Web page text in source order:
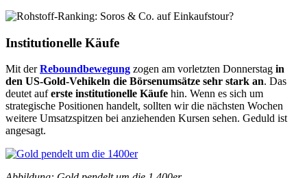
Institutionelle Käufe
Mit derReboundbewegung zogen am vorletzten Donnerstag in
den US-Gold-Vehikeln die Börsenumsätze sehr stark an. Das
deutet auferste institutionelle Käufe hin. Wenn es sich um
strategische Positionen handelt, sollten wir die nächsten Wochen
weitere Umsatzspitzen bei anziehenden Kursen sehen. Geduld ist
angesagt.